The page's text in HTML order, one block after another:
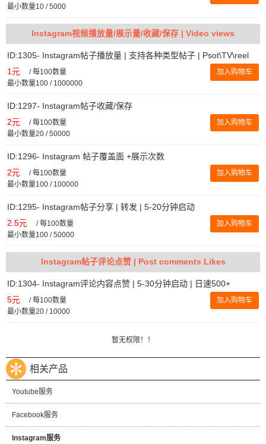
最小数量10 / 5000
Instagram视频播放量/展示量/收藏/保存 | Video views
ID:1305- Instagram帖子播放量 | 支持各种类型帖子 | Psot\TV\reel
1元 /每100数量
最小数量100 / 1000000
加入购物车
ID:1297- Instagram帖子收藏/保存
2元 /每100数量
最小数量20 / 50000
加入购物车
ID:1296- Instagram 帖子覆盖面 +展示次数
2元 /每100数量
最小数量100 / 100000
加入购物车
ID:1295- Instagram帖子分享 | 转发 | 5-20分钟启动
2.5元 /每100数量
最小数量100 / 50000
加入购物车
Instagram帖子评论点赞 | Post comments Likes
ID:1304- Instagram评论内容点赞 | 5-30分钟启动 | 日速500+
5元 /每100数量
最小数量20 / 10000
加入购物车
暂无权限！！
相关产品
Youtube服务
Facebook服务
Instagram服务